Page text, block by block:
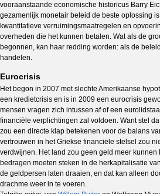
vooraanstaande economische historicus Barry
gezamenlijk monetair beleid de beste oplossing
kwantitatieve verruimingsmaatregelen en
overheden die het kunnen betalen. Wat als de
begonnen, kan haar redding worden: als de
handelen.
Eurocrisis
Het begon in 2007 met slechte Amerikaanse
een kredietcrisis en is in 2009 een eurocrisis
mensen vragen zich intussen af of een
financiële verplichtingen zal voldoen. Want stel
zou een directe klap betekenen voor de balans
vertrouwen in het Griekse financiële stelsel zou
verdwijnen. Het land zou geen geld meer kunnen
bedragen moeten steken in de herkapitalisatie
de geldpersen laten draaien, en dat kan alleen
drachme weer in te voeren.